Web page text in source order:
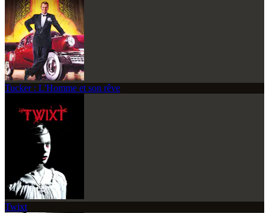
Tucker : L'Homme et son rêve
Twixt